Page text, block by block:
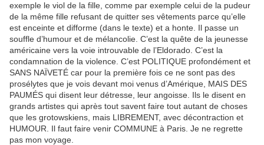
exemple le viol de la fille, comme par exemple celui de la pudeur
de la même fille refusant de quitter ses vêtements parce qu’elle
est enceinte et difforme (dans le texte) et a honte. Il passe un
souffle d’humour et de mélancolie. C’est la quête de la jeunesse
américaine vers la voie introuvable de l’Eldorado. C’est la
condamnation de la violence. C’est POLITIQUE profondément et
SANS NAÏVETÉ car pour la première fois ce ne sont pas des
prosélytes que je vois devant moi venus d’Amérique, MAIS DES
PAUMÉS qui disent leur détresse, leur angoisse. Ils le disent en
grands artistes qui après tout savent faire tout autant de choses
que les grotowskiens, mais LIBREMENT, avec décontraction et
HUMOUR. Il faut faire venir COMMUNE à Paris. Je ne regrette
pas mon voyage.